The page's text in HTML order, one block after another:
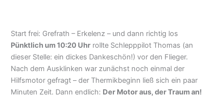
rollte Schlepppilot Thomas (an
dieser Stelle: ein dickes Dankeschön!) vor den Flieger.
Nach dem Ausklinken war zunächst noch einmal der
Minuten Zeit. Dann endlich:
Der Motor aus, der Traum